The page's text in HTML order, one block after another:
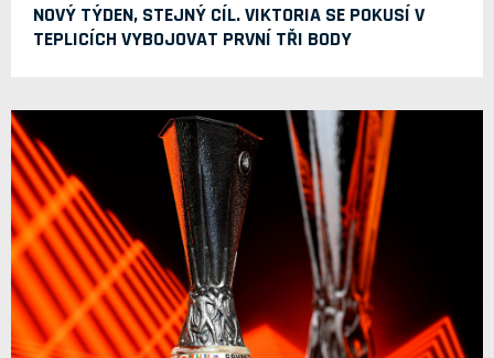
NOVÝ TÝDEN, STEJNÝ CÍL. VIKTORIA SE POKUSÍ V
TEPLICÍCH VYBOJOVAT PRVNÍ TŘI BODY